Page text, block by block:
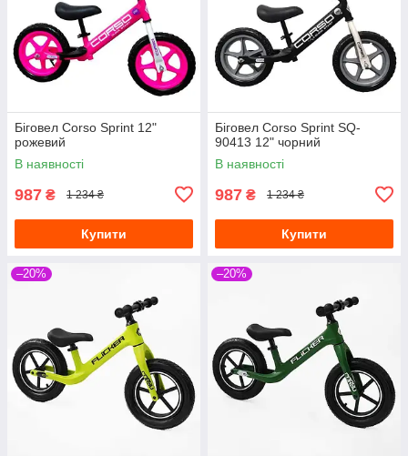
Біговел Corso Sprint 12"
рожевий
В наявності
987 ₴ 1 234 ₴
Купити
Біговел Corso Sprint SQ-
90413 12" чорний
В наявності
987 ₴ 1 234 ₴
Купити
–20% –20%